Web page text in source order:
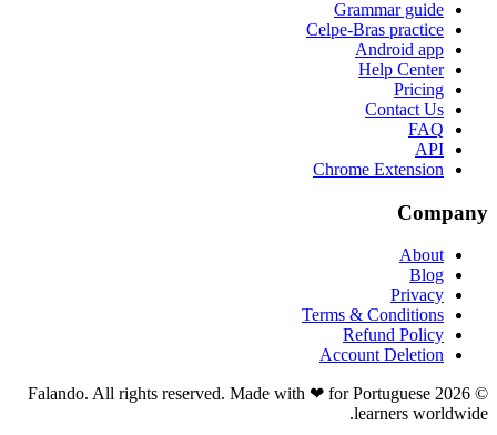
Grammar guide
Celpe-Bras practice
Android app
Help Center
Pricing
Contact Us
FAQ
API
Chrome Extension
Company
About
Blog
Privacy
Terms & Conditions
Refund Policy
Account Deletion
© 2026 Falando. All rights reserved. Made with ❤ for Portuguese
learners worldwide.